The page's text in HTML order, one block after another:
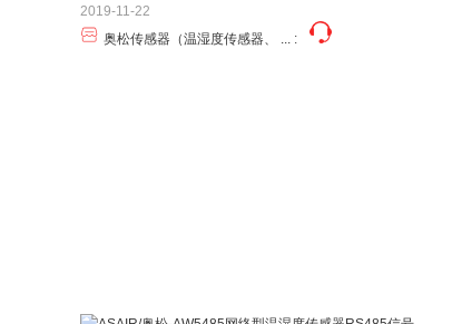
2019-11-22
奥松传感器（温湿度传感器、 ... :